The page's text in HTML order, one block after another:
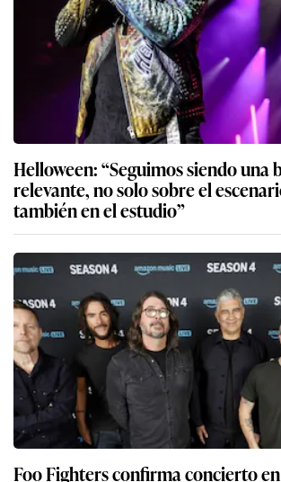
Helloween: “Seguimos siendo una
relevante, no solo sobre el
también en el estudio”
Foo Fighters confirma concierto